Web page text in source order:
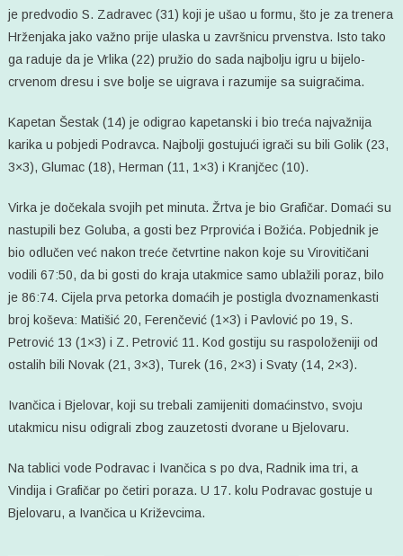
je predvodio S. Zadravec (31) koji je ušao u formu, što je za trenera
Hrženjaka jako važno prije ulaska u završnicu prvenstva. Isto tako
ga raduje da je Vrlika (22) pružio do sada najbolju igru u bijelo-
crvenom dresu i sve bolje se uigrava i razumije sa suigračima.
Kapetan Šestak (14) je odigrao kapetanski i bio treća najvažnija
karika u pobjedi Podravca. Najbolji gostujući igrači su bili Golik (23,
3×3), Glumac (18), Herman (11, 1×3) i Kranjčec (10).
Virka je dočekala svojih pet minuta. Žrtva je bio Grafičar. Domaći su
nastupili bez Goluba, a gosti bez Prprovića i Božića. Pobjednik je
bio odlučen već nakon treće četvrtine nakon koje su Virovitičani
vodili 67:50, da bi gosti do kraja utakmice samo ublažili poraz, bilo
je 86:74. Cijela prva petorka domaćih je postigla dvoznamenkasti
broj koševa: Matišić 20, Ferenčević (1×3) i Pavlović po 19, S.
Petrović 13 (1×3) i Z. Petrović 11. Kod gostiju su raspoloženiji od
ostalih bili Novak (21, 3×3), Turek (16, 2×3) i Svaty (14, 2×3).
Ivančica i Bjelovar, koji su trebali zamijeniti domaćinstvo, svoju
utakmicu nisu odigrali zbog zauzetosti dvorane u Bjelovaru.
Na tablici vode Podravac i Ivančica s po dva, Radnik ima tri, a
Vindija i Grafičar po četiri poraza. U 17. kolu Podravac gostuje u
Bjelovaru, a Ivančica u Križevcima.